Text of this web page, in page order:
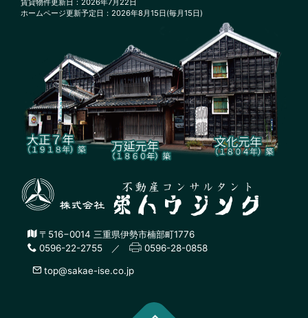
賃貸物件更新日：2026年7月22日
ホームページ更新予定日：2026年8月15日(毎月15日)
〒516−0014 三重県伊勢市楠部町1776
0596-22-2755 ／
0596-28-0858
top@sakae-ise.co.jp